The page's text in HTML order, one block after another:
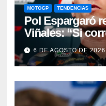
MOTOGP TENDENCIAS
Pol Espargaró
Viñales: “Si
juzgan; si no
desapareces”
6 DE AGOSTO DE 2026